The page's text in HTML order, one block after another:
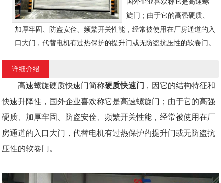
国外企业喜欢称它是高速螺
旋门；由于它的高强硬质、
加厚牢固、防盗安佺、频繁开关性能，经常被使用在厂房通道的入
口大门，代替电机有过热保护的提升门或无防盗抗压性的软卷门。
详细介绍
高速螺旋硬质快速门简称硬质快速门 ，因它的结构特征和
快速升降性，国外企业喜欢称它是高速螺旋门；由于它的高强
硬质、加厚牢固、防盗安佺、频繁开关性能，经常被使用在厂
房通道的入口大门，代替电机有过热保护的提升门或无防盗抗
压性的软卷门。